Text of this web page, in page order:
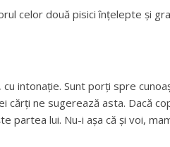
celor două pisici înțelepte și
intonație. Sunt porți spre
ne sugerează asta. Dacă
partea lui. Nu-i așa că și voi,